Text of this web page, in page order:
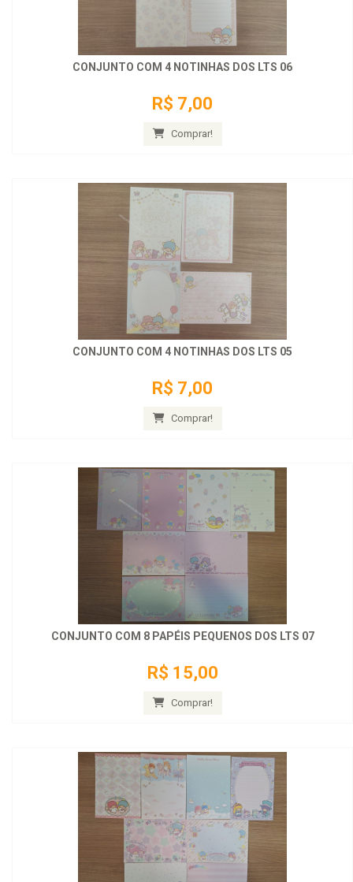
CONJUNTO COM 4 NOTINHAS DOS LTS 06
R$ 7,00
Comprar!
CONJUNTO COM 4 NOTINHAS DOS LTS 05
R$ 7,00
Comprar!
CONJUNTO COM 8 PAPÉIS PEQUENOS DOS LTS 07
R$ 15,00
Comprar!